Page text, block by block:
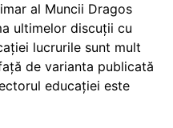
al Muncii Dragos
ultimelor discuții cu
lucrurile sunt mult
de varianta publicată
educației este